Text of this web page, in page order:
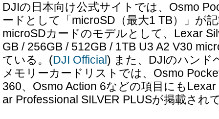
DJIの日本向け公式サイトでは、Osmo
ードとして「microSD（最大1 TB）」が
microSDカードのモデルとして、Lexar
GB / 256GB / 512GB / 1TB U3 A2 V30
ている。(DJI Official) また、DJIのハンド
メモリーカードリストでは、Osmo
360、Osmo Action 6などの項目にもLexar
ar Professional SILVER PLUSが掲載され